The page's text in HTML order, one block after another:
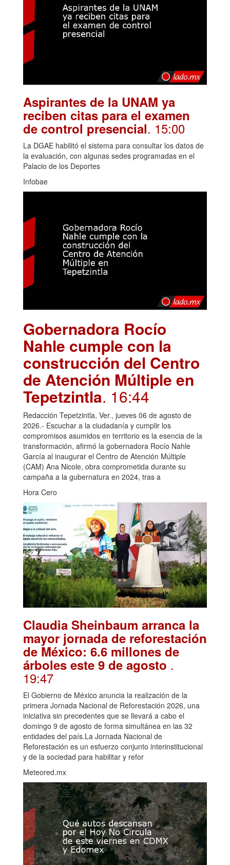
Aspirantes de la UNAM ya
reciben citas para el examen
de control presencial. 15:00
La DGAE habilitó el sistema para consultar los datos de
la evaluación, con algunas sedes programadas en el
Palacio de los Deportes
Infobae
Gobernadora Rocío
Nahle cumple con la
construcción del Centro
de Atención Múltiple en
Tepetzintla. 16:44
Redacción Tepetzintla, Ver., jueves 06 de agosto de
2026.- Escuchar a la ciudadanía y cumplir los
compromisos asumidos en territorio es la esencia de la
transformación, afirmó la gobernadora Rocío Nahle
García al inaugurar el Centro de Atención Múltiple
(CAM) Ana Nicole, obra comprometida durante su
campaña a la gubernatura en 2024, tras a
Hora Cero
Claudia Sheinbaum arranca la
mayor jornada de reforestación
de México: 6.6 millones de
árboles este 9 de agosto .
19:47
El Gobierno de México anuncia la realización de la
primera Jornada Nacional de Reforestación 2026, una
iniciativa sin precedentes que se llevará a cabo el
domingo 9 de agosto de forma simultánea en las 32
entidades del país.La Jornada Nacional de
Reforestación es un esfuerzo conjunto interinstitucional
y de la sociedad para habilitar y refor
Meteored.mx